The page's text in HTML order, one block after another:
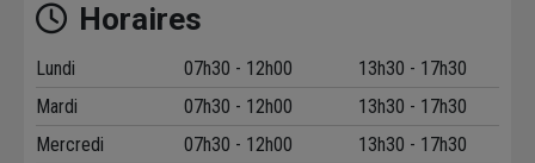
Horaires
Lundi 07h30 - 12h00
13h30 - 17h30
Mardi
07h30 - 12h00
13h30 - 17h30
Mercredi
07h30 - 12h00
13h30 - 17h30